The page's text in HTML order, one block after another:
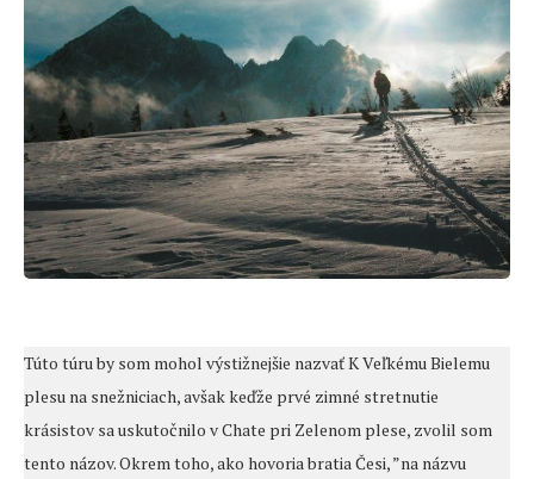
Túto túru by som mohol výstižnejšie nazvať K Veľkému Bielemu
plesu na snežniciach, avšak keďže prvé zimné stretnutie
krásistov sa uskutočnilo v Chate pri Zelenom plese, zvolil som
tento názov. Okrem toho, ako hovoria bratia Česi, ”na názvu